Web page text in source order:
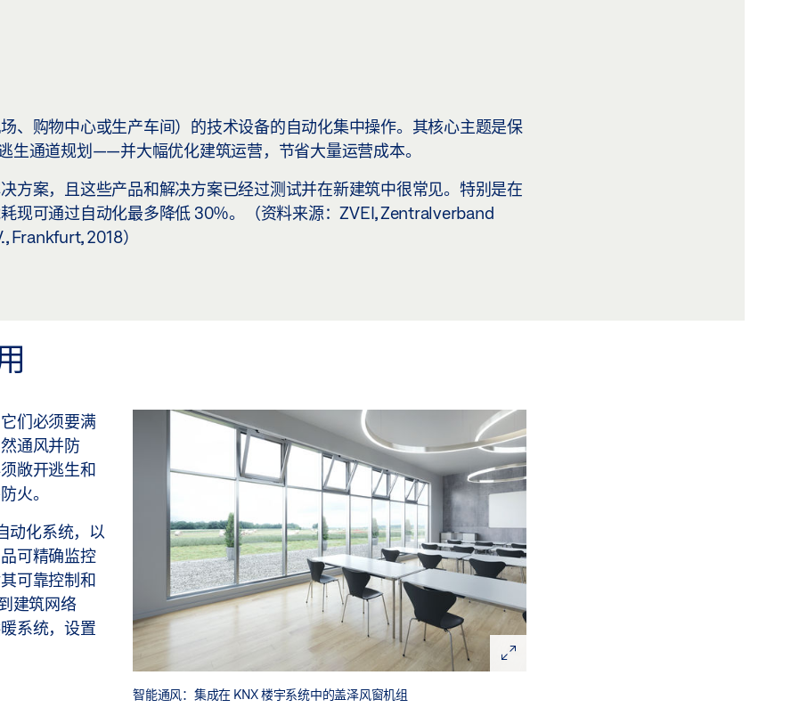
、购物中心或生产车间）的技术设备的自动化集中操作。其核心主题是保
通道规划——并大幅优化建筑运营，节省大量运营成本。
方案，且这些产品和解决方案已经过测试并在新建筑中很常见。特别是在
现可通过自动化最多降低 30％。（资料来源：ZVEI, Zentralverband
2018）
智能通风：集成在 KNX 楼宇系统中的盖泽风窗机组
们必须要满
通风并防
敞开逃生和
火。
动化系统，以
可精确监控
可靠控制和
建筑网络
系统，设置